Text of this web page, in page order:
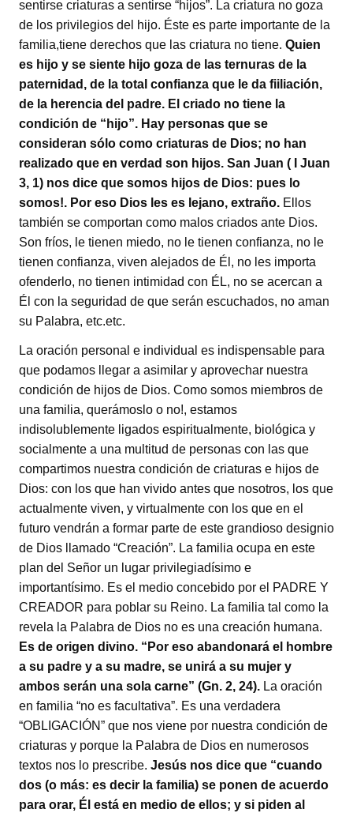
sentirse criaturas a sentirse “hijos”. La criatura no goza
de los privilegios del hijo. Éste es parte importante de la
familia,tiene derechos que las criatura no tiene. Quien
es hijo y se siente hijo goza de las ternuras de la
paternidad, de la total confianza que le da fiiliación,
de la herencia del padre. El criado no tiene la
condición de “hijo”. Hay personas que se
consideran sólo como criaturas de Dios; no han
realizado que en verdad son hijos. San Juan ( I Juan
3, 1) nos dice que somos hijos de Dios: pues lo
somos!. Por eso Dios les es lejano, extraño. Ellos
también se comportan como malos criados ante Dios.
Son fríos, le tienen miedo, no le tienen confianza, no le
tienen confianza, viven alejados de Él, no les importa
ofenderlo, no tienen intimidad con ÉL, no se acercan a
Él con la seguridad de que serán escuchados, no aman
su Palabra, etc.etc.
La oración personal e individual es indispensable para
que podamos llegar a asimilar y aprovechar nuestra
condición de hijos de Dios. Como somos miembros de
una familia, querámoslo o no!, estamos
indisolublemente ligados espiritualmente, biológica y
socialmente a una multitud de personas con las que
compartimos nuestra condición de criaturas e hijos de
Dios: con los que han vivido antes que nosotros, los que
actualmente viven, y virtualmente con los que en el
futuro vendrán a formar parte de este grandioso designio
de Dios llamado “Creación”. La familia ocupa en este
plan del Señor un lugar privilegiadísimo e
importantísimo. Es el medio concebido por el PADRE Y
CREADOR para poblar su Reino. La familia tal como la
revela la Palabra de Dios no es una creación humana.
Es de origen divino. “Por eso abandonará el hombre
a su padre y a su madre, se unirá a su mujer y
ambos serán una sola carne” (Gn. 2, 24). La oración
en familia “no es facultativa”. Es una verdadera
“OBLIGACIÓN” que nos viene por nuestra condición de
criaturas y porque la Palabra de Dios en numerosos
textos nos lo prescribe. Jesús nos dice que “cuando
dos (o más: es decir la familia) se ponen de acuerdo
para orar, Él está en medio de ellos; y si piden al